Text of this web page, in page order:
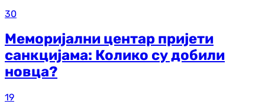
30
Меморијални центар пријети
санкцијама: Колико су добили
новца?
19